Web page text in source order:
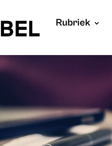
Rubriek